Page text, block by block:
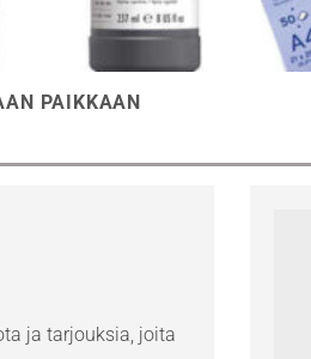
PAIKKAAN
ja tarjouksia, joita